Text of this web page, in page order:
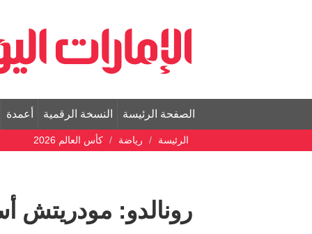
الصفحة الرئيسة النسخة الرقمية أعمدة
الرئيسة رياضة كأس العالم 2026
رونالدو: مودريتش